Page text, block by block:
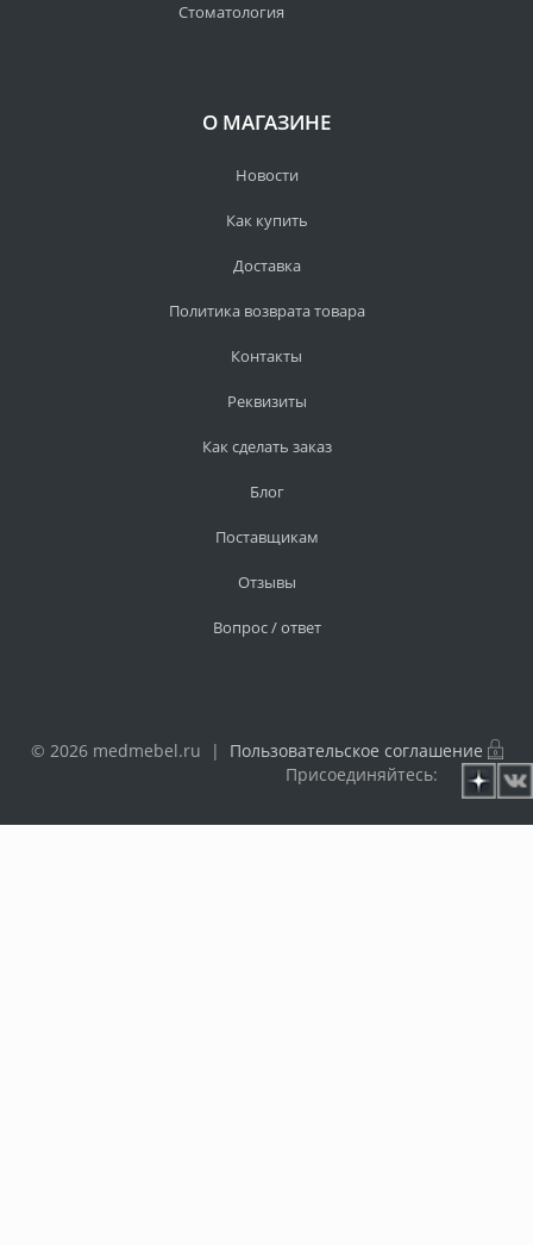
Стоматология
О МАГАЗИНЕ
Новости
Как купить
Доставка
Политика возврата товара
Контакты
Реквизиты
Как сделать заказ
Блог
Поставщикам
Отзывы
Вопрос / ответ
© 2026 medmebel.ru | Пользовательское соглашение
Присоединяйтесь: